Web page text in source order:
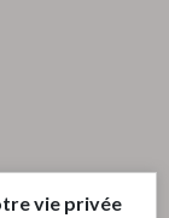
vie privée